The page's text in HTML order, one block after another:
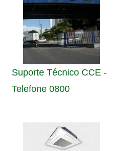
Suporte Técnico CCE -
Telefone 0800